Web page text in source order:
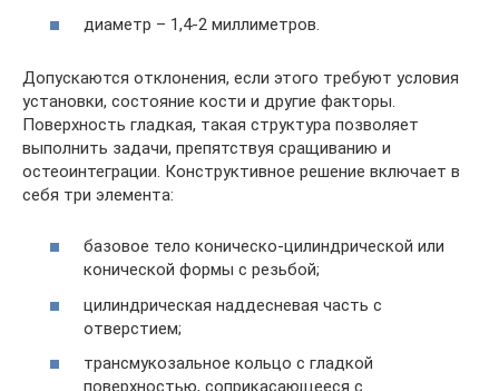
диаметр – 1,4-2 миллиметров.
Допускаются отклонения, если этого требуют условия
установки, состояние кости и другие факторы.
Поверхность гладкая, такая структура позволяет
выполнить задачи, препятствуя сращиванию и
остеоинтеграции. Конструктивное решение включает в
себя три элемента:
базовое тело коническо-цилиндрической или
конической формы с резьбой;
цилиндрическая наддесневая часть с
отверстием;
трансмукозальное кольцо с гладкой
поверхностью, соприкасающееся с